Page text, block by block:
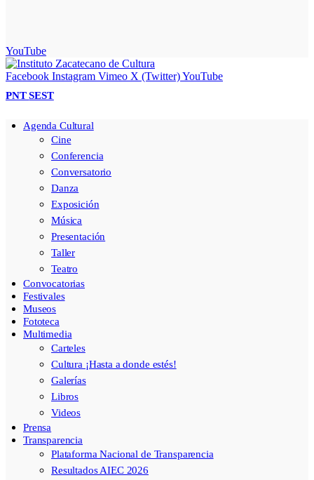
YouTube
Facebook Instagram Vimeo X (Twitter)YouTube
PNTSEST
Agenda Cultural
Cine
Conferencia
Conversatorio
Danza
Exposición
Música
Presentación
Taller
Teatro
Convocatorias
Festivales
Museos
Fototeca
Multimedia
Carteles
Cultura ¡Hasta a donde estés!
Galerías
Libros
Videos
Prensa
Transparencia
Plataforma Nacional de Transparencia
Resultados AIEC 2026